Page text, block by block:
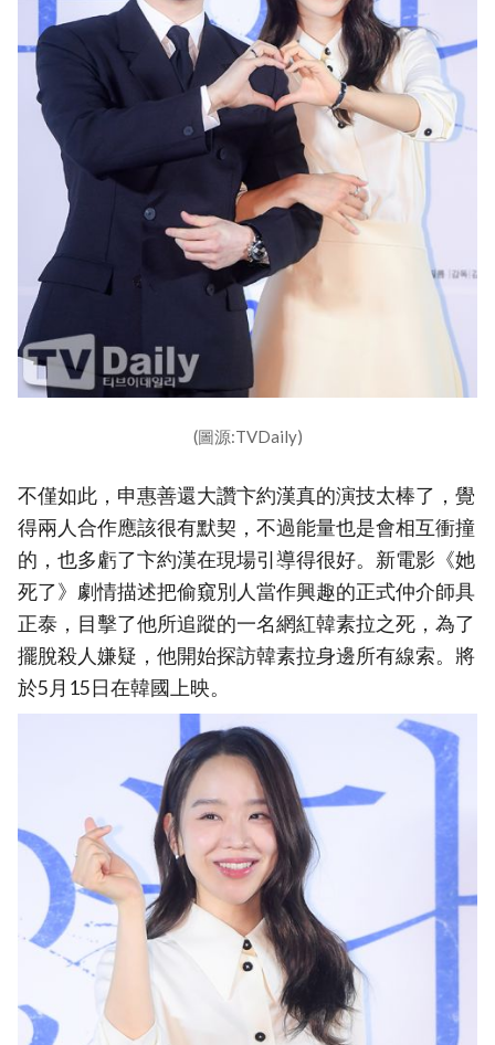
(圖源:TVDaily)
不僅如此，申惠善還大讚卞約漢真的演技太棒了，覺
得兩人合作應該很有默契，不過能量也是會相互衝撞
的，也多虧了卞約漢在現場引導得很好。新電影《她
死了》劇情描述把偷窺別人當作興趣的正式仲介師具
正泰，目擊了他所追蹤的一名網紅韓素拉之死，為了
擺脫殺人嫌疑，他開始探訪韓素拉身邊所有線索。將
於5月15日在韓國上映。